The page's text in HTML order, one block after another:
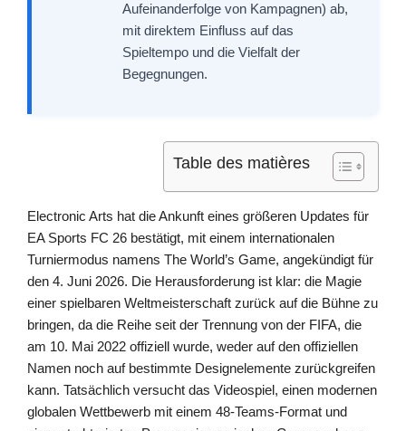
Aufeinanderfolge von Kampagnen) ab,
mit direktem Einfluss auf das
Spieltempo und die Vielfalt der
Begegnungen.
Table des matières
Electronic Arts hat die Ankunft eines größeren Updates für
EA Sports FC 26 bestätigt, mit einem internationalen
Turniermodus namens The World’s Game, angekündigt für
den 4. Juni 2026. Die Herausforderung ist klar: die Magie
einer spielbaren Weltmeisterschaft zurück auf die Bühne zu
bringen, da die Reihe seit der Trennung von der FIFA, die
am 10. Mai 2022 offiziell wurde, weder auf den offiziellen
Namen noch auf bestimmte Designelemente zurückgreifen
kann. Tatsächlich versucht das Videospiel, einen modernen
globalen Wettbewerb mit einem 48-Teams-Format und